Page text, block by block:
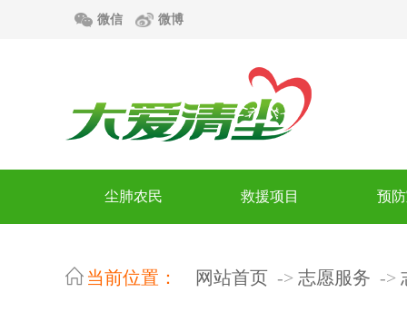
微信 微博
尘肺农民 救援项目 预
当前位置： 网站首页 志愿服务